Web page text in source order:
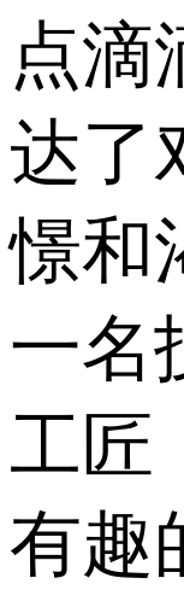
点滴
达了
憬和
一名
工匠
有趣